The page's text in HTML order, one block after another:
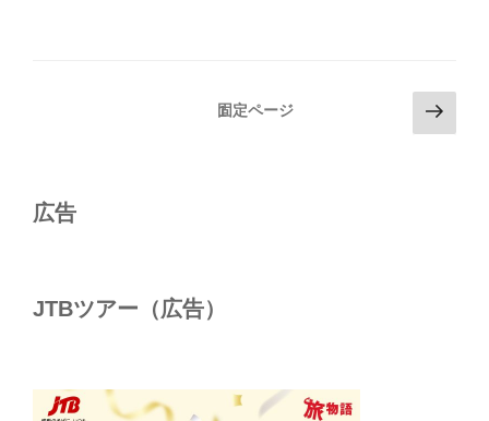
ペ
ー
り
固定ページ
1
次
の
広告
JTBツアー（広告）